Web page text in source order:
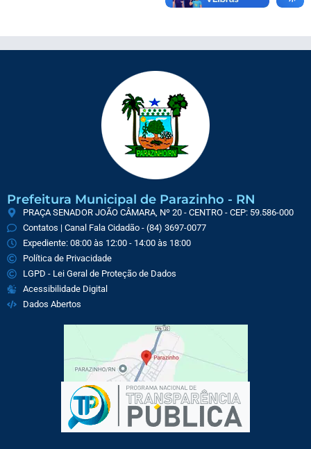
Prefeitura Municipal de Parazinho - RN
PRAÇA SENADOR JOÃO CÂMARA, Nº 20 - CENTRO - CEP: 59.586-000
Contatos | Canal Fala Cidadão - (84) 3697-0077
Expediente: 08:00 às 12:00 - 14:00 às 18:00
Política de Privacidade
LGPD - Lei Geral de Proteção de Dados
Acessibilidade Digital
Dados Abertos